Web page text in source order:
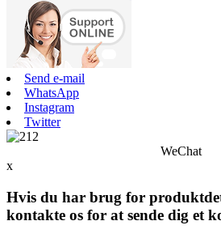
Send e-mail
WhatsApp
Instagram
Twitter
WeChat
x
Hvis du har brug for
kontakte os for at sende dig et